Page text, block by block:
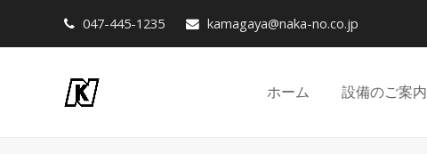
047-445-1235 kamagaya@naka-no.co.jp
ホーム 設備のご案内